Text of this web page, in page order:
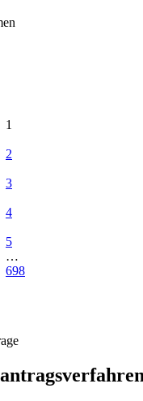
1
2
3
4
5
…
698